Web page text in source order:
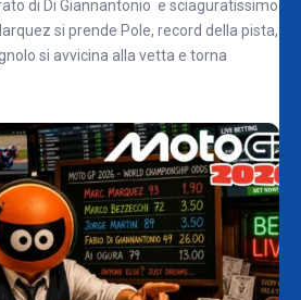
di Di Giannantonio e sciaguratissimo
si prende Pole, record della pista,
si avvicina alla vetta e torna